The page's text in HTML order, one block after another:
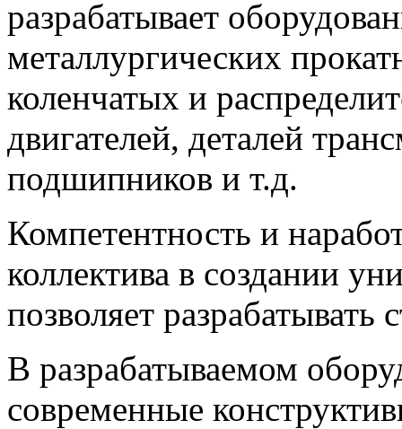
разрабатывает
металлургических
коленчатых и
двигателей, деталей
подшипников и т.д.
Компетентность и
коллектива в создании
позволяет разрабатывать
В разрабатываемом
современные